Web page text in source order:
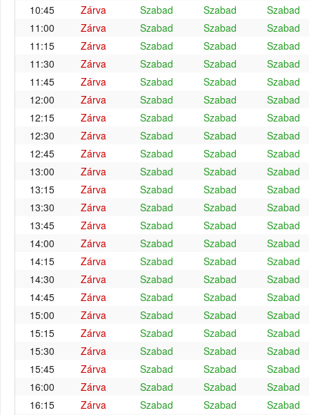
10:45
Zárva Szabad Szabad
Szabad
11:00
Zárva Szabad Szabad
Szabad
11:15
Zárva Szabad Szabad
Szabad
11:30
Zárva Szabad Szabad
Szabad
11:45
Zárva Szabad Szabad
Szabad
12:00
Zárva Szabad Szabad
Szabad
12:15
Zárva Szabad Szabad
Szabad
12:30
Zárva Szabad Szabad
Szabad
12:45
Zárva Szabad Szabad
Szabad
13:00
Zárva Szabad Szabad
Szabad
13:15
Zárva Szabad Szabad
Szabad
13:30
Zárva Szabad Szabad
Szabad
13:45
Zárva Szabad Szabad
Szabad
14:00
Zárva Szabad Szabad
Szabad
14:15
Zárva Szabad Szabad
Szabad
14:30
Zárva Szabad Szabad
Szabad
14:45
Zárva Szabad Szabad
Szabad
15:00
Zárva Szabad Szabad
Szabad
15:15
Zárva Szabad Szabad
Szabad
15:30
Zárva Szabad Szabad
Szabad
15:45
Zárva Szabad Szabad
Szabad
16:00
Zárva Szabad Szabad
Szabad
16:15
Zárva Szabad Szabad Szabad